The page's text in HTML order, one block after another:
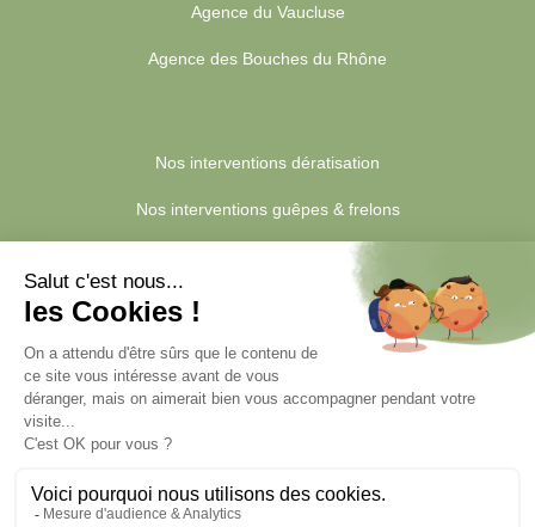
Agence du Vaucluse
Agence des Bouches du Rhône
Nos interventions dératisation
Nos interventions guêpes & frelons
Nos interventions blattes & cafards
Nos interventions punaises de lit
Quanttum Dératisation | Quanttum: dératisation, désinsectisation
et désinfection. Entreprise d'extermination des nuisibles |